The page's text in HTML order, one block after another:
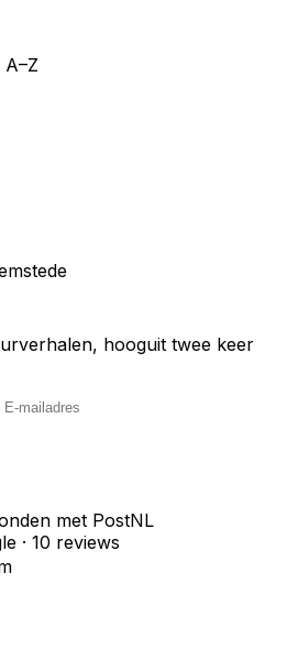
hooguit twee keer
met PostNL
· 10 reviews